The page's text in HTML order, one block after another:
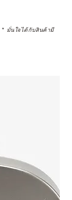
* มั่นใจได้กับสินค้ามี